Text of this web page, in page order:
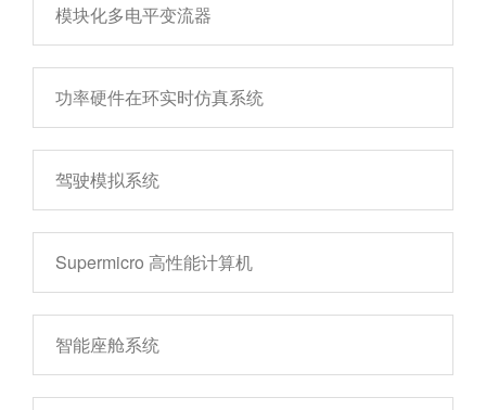
模块化多电平变流器
功率硬件在环实时仿真系统
驾驶模拟系统
Supermicro 高性能计算机
智能座舱系统